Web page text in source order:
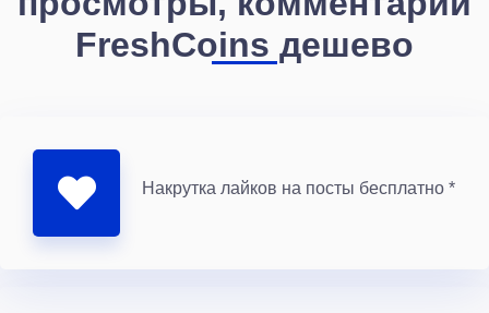
FreshCoins дешево
Накрутка лайков на посты бесплатно *